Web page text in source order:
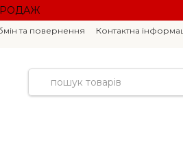
та повернення Контактна